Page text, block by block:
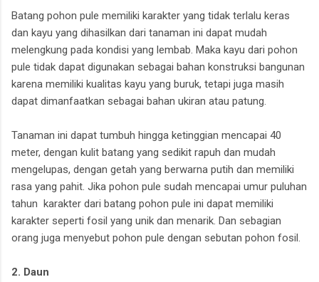
Batang pohon pule memiliki karakter yang tidak terlalu keras
dan kayu yang dihasilkan dari tanaman ini dapat mudah
melengkung pada kondisi yang lembab. Maka kayu dari pohon
pule tidak dapat digunakan sebagai bahan konstruksi bangunan
karena memiliki kualitas kayu yang buruk, tetapi juga masih
dapat dimanfaatkan sebagai bahan ukiran atau patung.
Tanaman ini dapat tumbuh hingga ketinggian mencapai 40
meter, dengan kulit batang yang sedikit rapuh dan mudah
mengelupas, dengan getah yang berwarna putih dan memiliki
rasa yang pahit. Jika pohon pule sudah mencapai umur puluhan
tahun karakter dari batang pohon pule ini dapat memiliki
karakter seperti fosil yang unik dan menarik. Dan sebagian
orang juga menyebut pohon pule dengan sebutan pohon fosil.
2. Daun